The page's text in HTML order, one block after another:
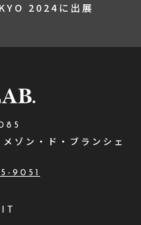
2024に出展
ゾン・ド・ブランシェ
9051